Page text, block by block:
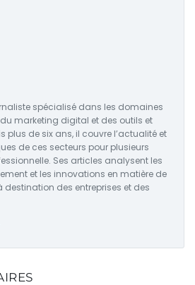
spécialisé dans les domaines
marketing digital et des outils et
plus de six ans, il couvre l’actualité et
de ces secteurs pour plusieurs
Ses articles analysent les
et les innovations en matière de
des entreprises et des